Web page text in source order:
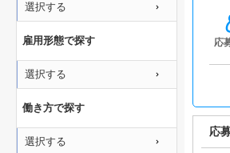
応
応
選択する
雇用形態で探す
選択する
働き方で探す
選択する